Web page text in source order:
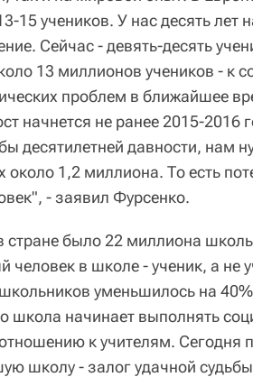
15 учеников. У нас десять лет
Сейчас - девять-десять
13 миллионов учеников - к
проблем в ближайшее
начнется не ранее 2015-2016
десятилетней давности, нам
около 1,2 миллиона. То есть
- заявил Фурсенко.
стране было 22 миллиона
человек в школе - ученик, а не
уменьшилось на
школа начинает выполнять
к учителям. Сегодня
школу - залог удачной